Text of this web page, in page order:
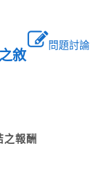
問題討論
敘
之報酬